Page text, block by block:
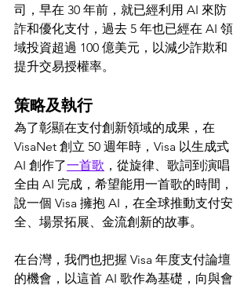
司，早在 30 年前，就已經利用 AI 來防
詐和優化支付，過去 5 年也已經在 AI 領
域投資超過 100 億美元，以減少詐欺和
提升交易授權率。
策略及執行
為了彰顯在支付創新領域的成果，在
VisaNet 創立 50 週年時，Visa 以生成式
AI 創作了一首歌 ，從旋律、歌詞到演唱
全由 AI 完成，希望能用一首歌的時間，
說一個 Visa 擁抱 AI，在全球推動支付安
全、場景拓展、金流創新的故事。
在台灣，我們也把握 Visa 年度支付論壇
的機會，以這首 AI 歌作為基礎，向與會